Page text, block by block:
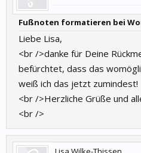
Fußnoten formatieren bei
Liebe Lisa,
<br />danke für Deine
befürchtet, dass das
weiß ich das jetzt zumindest!
<br />Herzliche Grüße und
<br />